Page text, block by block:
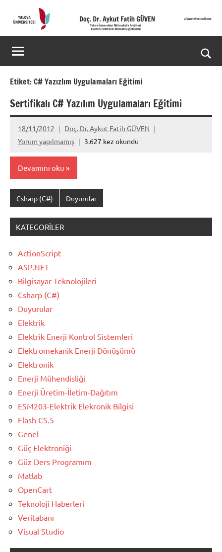
Doç.
Dr.
Aykut
Fatih
GÜVEN-
World's
top
2%
scientists
2025
Web
Sitesi
Etiket:C# Yazızlım Uygulamaları Eğitimi
Sertifikalı C# Yazılım Uygulamaları Eğitimi
18/11/2012
Doç. Dr. Aykut Fatih GÜVEN
Yorum yapılmamış
3.627 kez okundu
Devamını oku
Csharp (C#) Duyurular
KATEGORILER
ActionScript
ASP.NET
Bilgisayar Teknolojileri
Csharp (C#)
Duyurular
Elektrik
Elektrik Enerji Kontrol Sistemleri
Elektromekanik Enerji Dönüşümü
Elektronik
Enerji Mühendisliği
Enerji Üretim-İletim-Dağıtım
ESM203-Elektrik Elekronik Bilgisi
Flash CS.5
Genel
Güç Elektroniği
Güz Ders Programım
Matlab
OpenCart
Teknoloji Haberleri
Veritabanı
Visual Studio